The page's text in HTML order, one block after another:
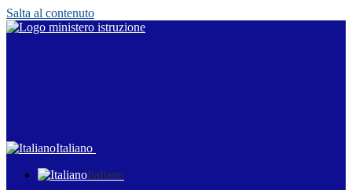
Salta al contenuto
Italiano
Italiano